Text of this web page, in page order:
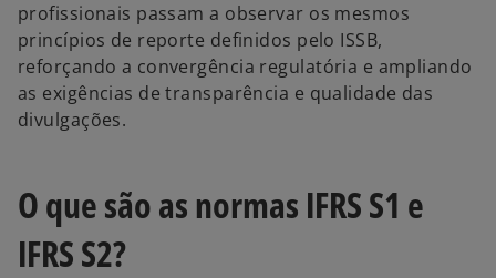
profissionais passam a observar os mesmos
princípios de reporte definidos pelo ISSB,
reforçando a convergência regulatória e ampliando
as exigências de transparência e qualidade das
divulgações.
O que são as normas IFRS S1 e
IFRS S2?